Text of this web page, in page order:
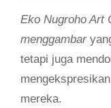
Eko Nugroho Art
menggambar
tetapi juga
mereka.